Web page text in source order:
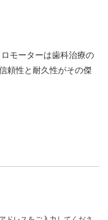
モーターは歯科治療の
頼性と耐久性がその傑